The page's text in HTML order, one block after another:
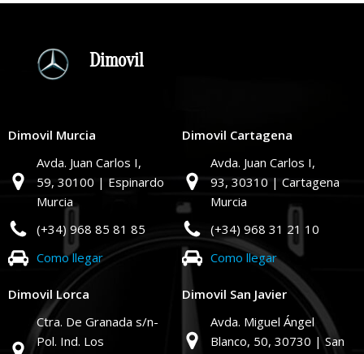
Dimovil
Dimovil Murcia
Avda. Juan Carlos I,
59, 30100 | Espinardo
Murcia
(+34) 968 85 81 85
Como llegar
Dimovil Cartagena
Avda. Juan Carlos I,
93, 30310 | Cartagena
Murcia
(+34) 968 31 21 10
Como llegar
Dimovil Lorca
Ctra. De Granada s/n-
Pol. Ind. Los
Dimovil San Javier
Avda. Miguel Ángel
Blanco, 50, 30730 | San